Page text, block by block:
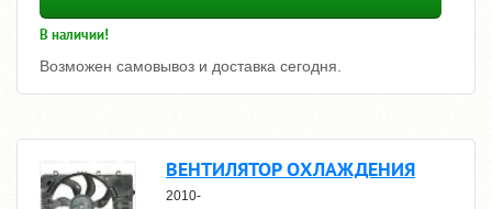
В наличии!
Возможен самовывоз и доставка сегодня.
ВЕНТИЛЯТОР ОХЛАЖДЕНИЯ
2010-